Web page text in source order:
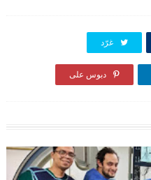
غرّد
دبوس على